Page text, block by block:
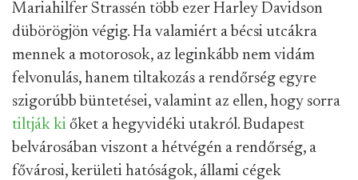
Mariahilfer Strassén több ezer Harley Davidson
dübörögjön végig. Ha valamiért a bécsi utcákra
mennek a motorosok, az leginkább nem vidám
felvonulás, hanem tiltakozás a rendőrség egyre
szigorúbb büntetései, valamint az ellen, hogy sorra
tiltják ki őket a hegyvidéki utakról. Budapest
belvárosában viszont a hétvégén a rendőrség, a
fővárosi, kerületi hatóságok, állami cégek